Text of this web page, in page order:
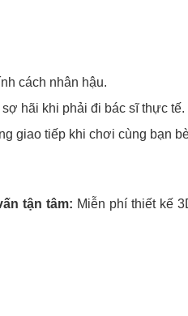
cách nhân hậu.
hãi khi phải đi bác sĩ thực tế.
giao tiếp khi chơi cùng bạn
tận tâm: Miễn phí thiết kế